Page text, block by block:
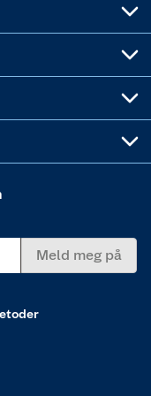
Meld meg på